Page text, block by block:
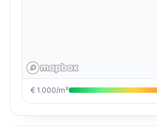
€ 1.000/m²